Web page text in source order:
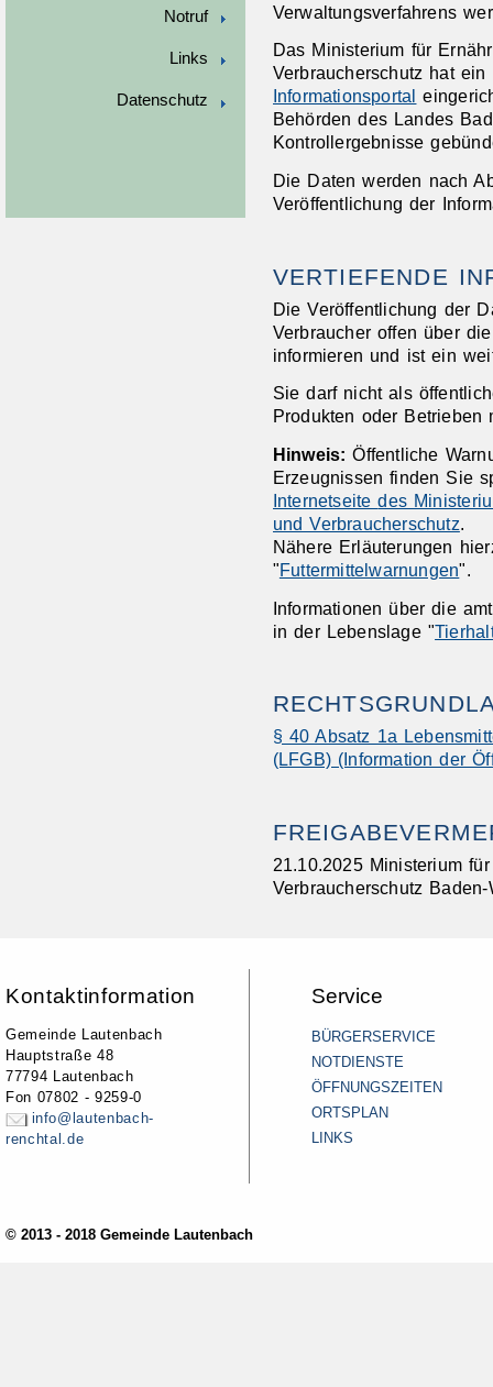
Notruf
Links
Datenschutz
Verwaltungsverfahrens
Das Ministerium für
Verbraucherschutz hat
Informationsportal
Behörden des Landes
Kontrollergebnisse
Die Daten werden nach
Veröffentlichung der
VERTIEFENDE
Die Veröffentlichung der
Verbraucher offen über
informieren und ist ein
Sie darf nicht als
Produkten oder Betrieben
Hinweis:Öffentliche
Erzeugnissen finden Sie
Internetseitedes
und Verbraucherschutz.
Nähere Erläuterungen
"Futtermittelwarnungen".
Informationen über die
in der Lebenslage "
§ 40 Absatz 1a
(LFGB) (Information der
21.10.2025 Ministerium
Verbraucherschutz Baden-
Kontaktinformation
Gemeinde Lautenbach
Hauptstraße 48
77794 Lautenbach
Fon 07802 - 9259-0
info@lautenbach-
renchtal.de
Service
BÜRGERSERVICE
NOTDIENSTE
ÖFFNUNGSZEITEN
ORTSPLAN
LINKS
© 2013 - 2018 Gemeinde Lautenbach